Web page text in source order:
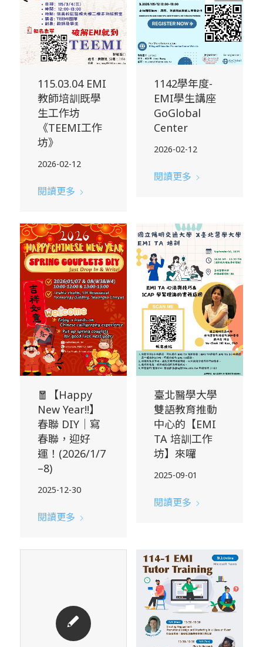
115.03.04 EMI
教師培訓既學
生工作坊
《TEEMI工作
坊》
2026-02-12
閱讀更多
1142學年度-
EMI學生講座
GoGlobal
Center
2026-02-12
閱讀更多
🧧【Happy
New Year!!】
春聯 DIY｜寫
春聯，迎好
運！(2026/1/7
–8)
2025-12-30
閱讀更多
臺北醫學大學
雙語教育推動
中心的【EMI
TA 培訓工作
坊】來囉
2025-09-01
閱讀更多